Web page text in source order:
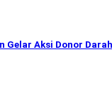
Gelar Aksi Donor